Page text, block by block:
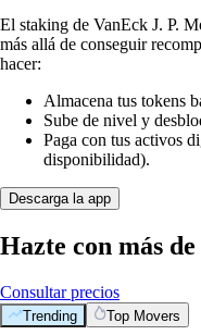
El staking de VanEck J. P.
más allá de conseguir
hacer:
Almacena tus tokens
Sube de nivel y
Paga con tus activos
disponibilidad).
Descarga la app
Hazte con más
Consultar precios
Trending Top Movers